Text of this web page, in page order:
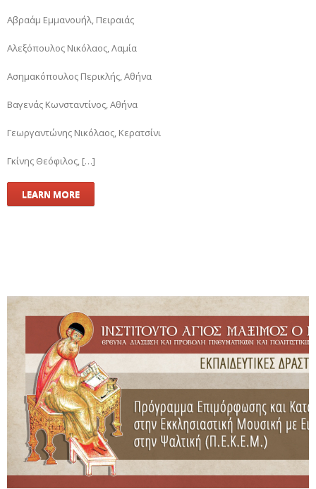
Αβραάμ Εμμανουήλ, Πειραιάς
Αλεξόπουλος Νικόλαος, Λαμία
Ασημακόπουλος Περικλής, Αθήνα
Βαγενάς Κωνσταντίνος, Αθήνα
Γεωργαντώνης Νικόλαος, Κερατσίνι
Γκίνης Θεόφιλος, […]
LEARN MORE